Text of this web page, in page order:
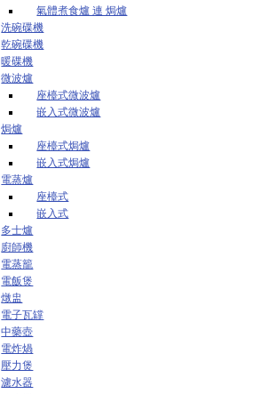
氣體煮食爐 連 焗爐
洗碗碟機
乾碗碟機
暖碟機
微波爐
座檯式微波爐
嵌入式微波爐
焗爐
座檯式焗爐
嵌入式焗爐
電蒸爐
座檯式
嵌入式
多士爐
廚師機
電蒸籠
電飯煲
燉盅
電子瓦罉
中藥壺
電炸煱
壓力煲
濾水器